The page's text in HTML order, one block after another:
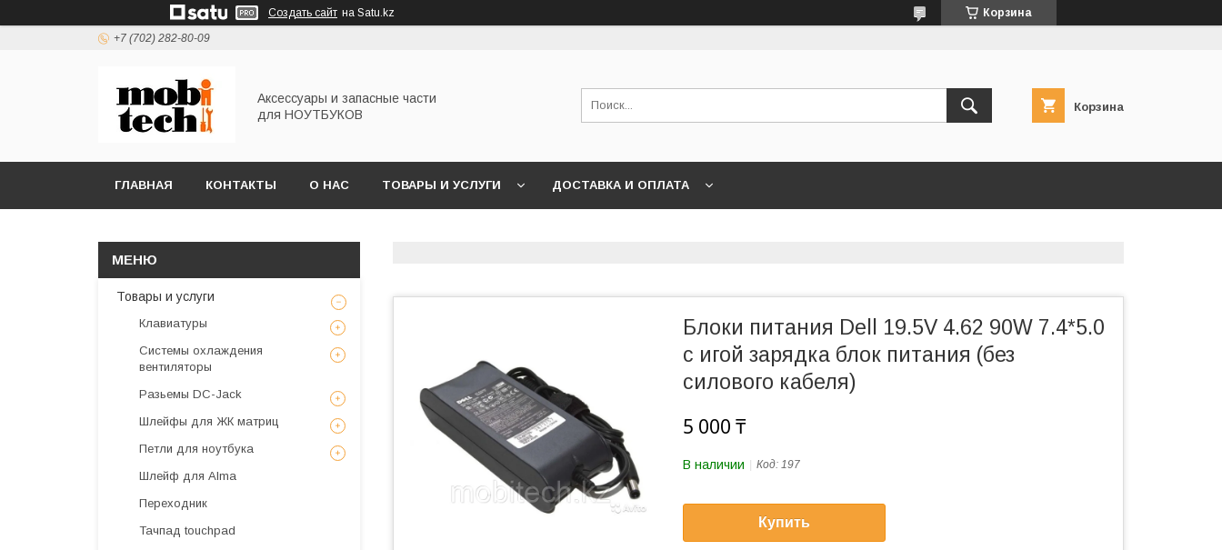
Создать сайт на Satu.kz Корзина
+7 (702) 282-80-09
Аксессуары и запасные части
для НОУТБУКОВ
Корзина
ГЛАВНАЯ КОНТАКТЫ О НАС ТОВАРЫ И УСЛУГИ ДОСТАВКА И ОПЛАТА
Блоки питания Dell 19.5V 4.62 90W 7.4*5.0
с игой зарядка блок питания (без
силового кабеля)
5 000 ₸
В наличии Код: 197
Купить
Товары и услуги
Клавиатуры
Системы охлаждения
вентиляторы
Разьемы DC-Jack
Шлейфы для ЖК матриц
Петли для ноутбука
Шлейф для Alma
Переходник
Тачпад touchpad